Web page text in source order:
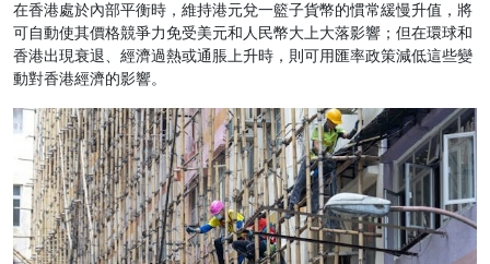
在香港處於內部平衡時，維持港元兌一籃子貨幣的慣常緩慢升值，將
可自動使其價格競爭力免受美元和人民幣大上大落影響；但在環球和
香港出現衰退、經濟過熱或通脹上升時，則可用匯率政策減低這些變
動對香港經濟的影響。